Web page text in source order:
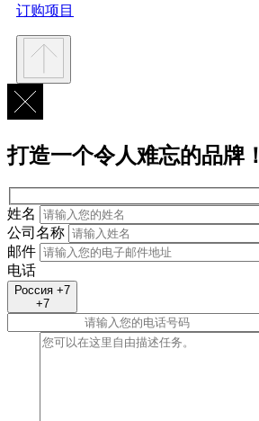
订购项目
打造一个令人难忘的品牌！
姓名
公司名称
邮件
电话
Россия +7
+7